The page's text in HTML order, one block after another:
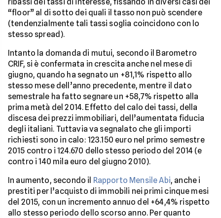
“floor” al di sotto dei quali il tasso non può scendere
(tendenzialmente tali tassi soglia coincidono con lo
stesso spread).
Intanto la domanda di mutui, secondo il Barometro
CRIF, si è confermata in crescita anche nel mese di
giugno, quando ha segnato un +81,1% rispetto allo
stesso mese dell’anno precedente, mentre il dato
semestrale ha fatto segnare un +58,7% rispetto alla
prima metà del 2014. Effetto del calo dei tassi, della
discesa dei prezzi immobiliari, dell’aumentata fiducia
degli italiani. Tuttavia va segnalato che gli importi
richiesti sono in calo: 123.150 euro nel primo semestre
2015 contro i 124.670 dello stesso periodo del 2014 (e
contro i 140 mila euro del giugno 2010).
In aumento, secondo il Rapporto Mensile Abi, anche i
prestiti per l’acquisto di immobili nei primi cinque mesi
del 2015, con un incremento annuo del +64,4% rispetto
allo stesso periodo dello scorso anno. Per quanto